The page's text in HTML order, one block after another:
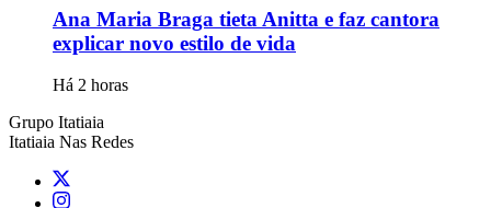
Ana Maria Braga tieta Anitta e faz cantora
explicar novo estilo de vida
Há 2 horas
Grupo Itatiaia
Itatiaia Nas Redes